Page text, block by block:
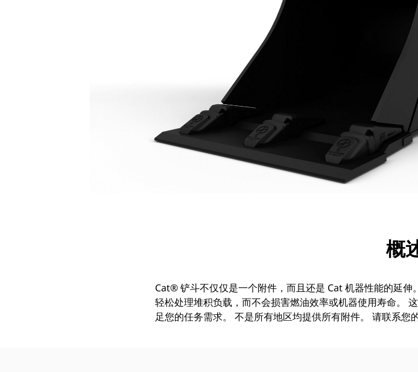
展示
概
Cat® 铲斗不仅仅是一个附件，而且还是 Cat 机器性能的延
轻松处理堆积负载，而不会损害燃油效率或机器使用寿命。
足您的任务需求。 不是所有地区均提供所有附件。 请联系您